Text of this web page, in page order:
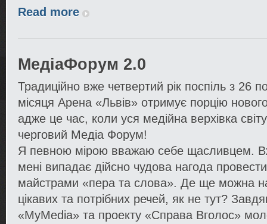
Read more
МедіаФорум 2.0
Традиційно вже четвертий рік поспіль з 26
місяця Арена «Львів» отримує порцію
адже це час, коли уся медійна верхівка
черговий Медіа Форум!
Я певною мірою вважаю себе щасливцем.
мені випадає дійсно чудова нагода провести
майстрами «пера та слова». Де ще можна
цікавих та потрібних речей, як не тут?
«MyMedia» та проекту «Справа Вголос»